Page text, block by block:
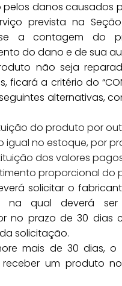
pelos danos causados
prevista na
se a contagem do
do dano e de sua
não seja
ficará a critério do
alternativas,
produto por outro
igual no estoque, por
dos valores pagos
proporcional do
solicitar o
na qual deverá
no prazo de 30 dias
solicitação.
mais de 30 dias, o
um produto